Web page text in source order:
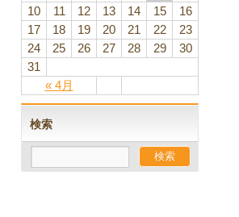
« 4月
10
11 12 13 14 15
16
17
18 19 20 21 22
23
24
25 26 27 28 29
30
31
検索